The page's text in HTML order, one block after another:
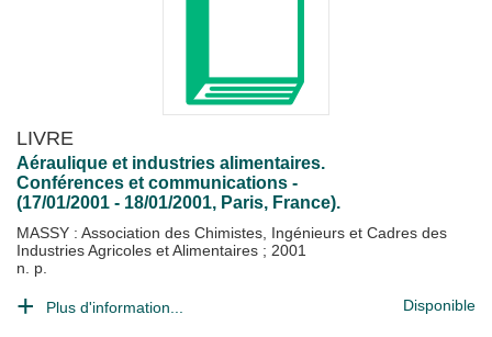
LIVRE
Aéraulique et industries alimentaires.
Conférences et communications -
(17/01/2001 - 18/01/2001, Paris, France).
MASSY : Association des Chimistes, Ingénieurs et Cadres des
Industries Agricoles et Alimentaires ; 2001
n. p.
Plus d'information... Disponible